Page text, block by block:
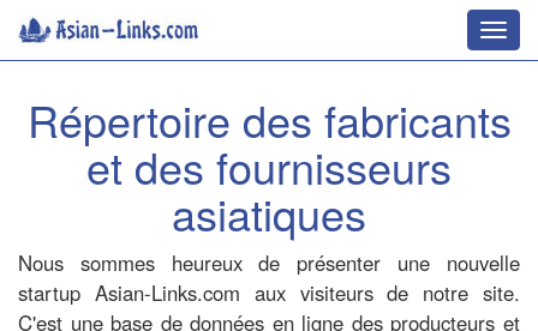
Répertoire des fabricants
et des fournisseurs
asiatiques
Nous sommes heureux de présenter une nouvelle
startup Asian-Links.com aux visiteurs de notre site.
C'est une base de données en ligne des producteurs et